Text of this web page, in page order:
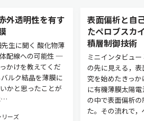
外透明性を有す
生に聞く 酸化物薄
配線への可能性 ─
かけを教えてくだ
ルク結晶を薄膜に
かと思ったことが
…
ーズ
表面偏析と自
たペロブスカ
積層制御技術
ミニインタビュ
の先に見える，
究を始めたきっ
に有機薄膜太陽
の中で表面偏析
た。その流れで